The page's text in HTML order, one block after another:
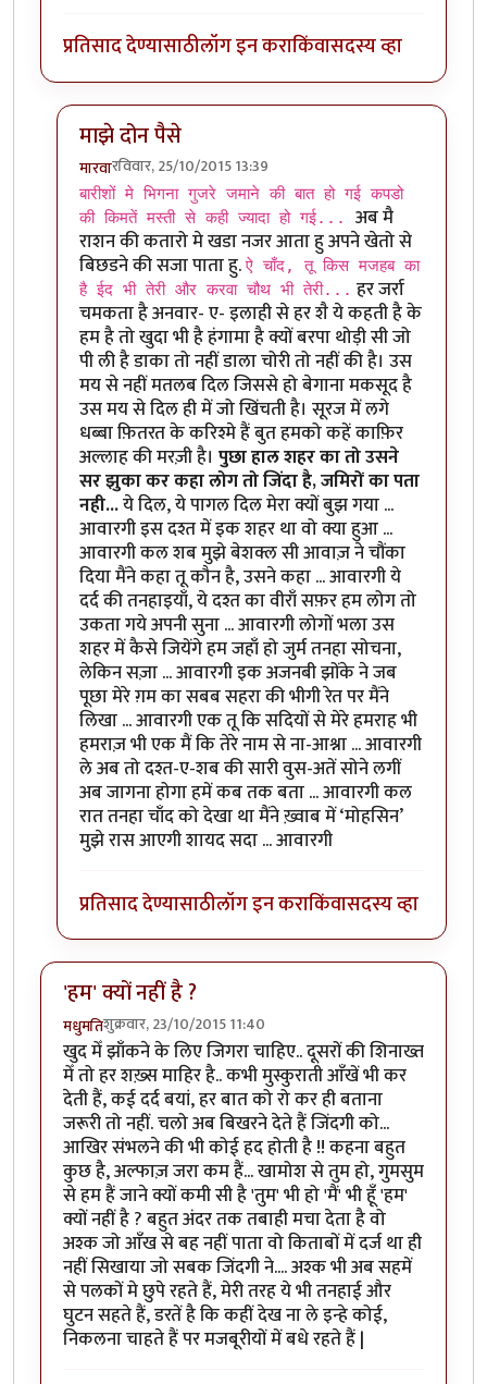
प्रतिसाद देण्यासाठीलॉग इन कराकिंवासदस्य व्हा
माझे दोन पैसे
मारवारविवार, 25/10/2015 13:39
In reply toतू बेइन्तेहा बरस के तो देख... मिट्टी की बनी हूं,
बारीशों मे भिगना गुजरे जमाने की बात हो गई कपडो
की किमतें मस्ती से कही ज्यादा हो गई... अब मै
राशन की कतारो मे खडा नजर आता हु अपने खेतो से
बिछडने की सजा पाता हु.ऐ चाँद, तू किस मजहब का
है ईद भी तेरी और करवा चौथ भी तेरी... हर जर्रा
चमकता है अनवार- ए- इलाही से हर शै ये कहती है के
हम है तो खुदा भी है हंगामा है क्यों बरपा थोड़ी सी जो
पी ली है डाका तो नहीं डाला चोरी तो नहीं की है। उस
मय से नहीं मतलब दिल जिससे हो बेगाना मकसूद है
उस मय से दिल ही में जो खिंचती है। सूरज में लगे
धब्बा फ़ितरत के करिश्मे हैं बुत हमको कहें काफ़िर
अल्लाह की मरज़ी है। पुछा हाल शहर का तो उसने
सर झुका कर कहा लोग तो जिंदा है, जमिरों का पता
नही...ये दिल, ये पागल दिल मेरा क्यों बुझ गया ...
आवारगी इस दश्त में इक शहर था वो क्या हुआ ...
आवारगी कल शब मुझे बेशक्ल सी आवाज़ ने चौंका
दिया मैंने कहा तू कौन है, उसने कहा ... आवारगी ये
दर्द की तनहाइयाँ, ये दश्त का वीराँ सफ़र हम लोग तो
उकता गये अपनी सुना ... आवारगी लोगों भला उस
शहर में कैसे जियेंगे हम जहाँ हो जुर्म तनहा सोचना,
लेकिन सज़ा ... आवारगी इक अजनबी झोंके ने जब
पूछा मेरे ग़म का सबब सहरा की भीगी रेत पर मैंने
लिखा ... आवारगी एक तू कि सदियों से मेरे हमराह भी
हमराज़ भी एक मैं कि तेरे नाम से ना-आश्ना ... आवारगी
ले अब तो दश्त-ए-शब की सारी वुस-अतें सोने लगीं
अब जागना होगा हमें कब तक बता ... आवारगी कल
रात तनहा चाँद को देखा था मैंने ख़्वाब में ‘मोहसिन’
मुझे रास आएगी शायद सदा ... आवारगी
प्रतिसाद देण्यासाठीलॉग इन कराकिंवासदस्य व्हा
'हम' क्यों नहीं है ?
मधुमतिशुक्रवार, 23/10/2015 11:40
खुद मेँ झाँकने के लिए जिगरा चाहिए.. दूसरों की शिनाख्त
मेँ तो हर शख़्स माहिर है.. कभी मुस्कुराती आँखें भी कर
देती हैं, कई दर्द बयां, हर बात को रो कर ही बताना
जरूरी तो नहीं. चलो अब बिखरने देते हैं जिंदगी को...
आखिर संभलने की भी कोई हद होती है !! कहना बहुत
कुछ है, अल्फाज़ जरा कम हैं... खामोश से तुम हो, गुमसुम
से हम हैं जाने क्यों कमी सी है 'तुम' भी हो 'मैं' भी हूँ 'हम'
क्यों नहीं है ? बहुत अंदर तक तबाही मचा देता है वो
अश्क जो आँख से बह नहीं पाता वो किताबों में दर्ज था ही
नहीं सिखाया जो सबक जिंदगी ने.... अश्क भी अब सहमें
से पलकों मे छुपे रहते हैं, मेरी तरह ये भी तनहाई और
घुटन सहते हैं, डरतें है कि कहीं देख ना ले इन्हे कोई,
निकलना चाहते हैं पर मजबूरीयों में बधे रहते हैं |